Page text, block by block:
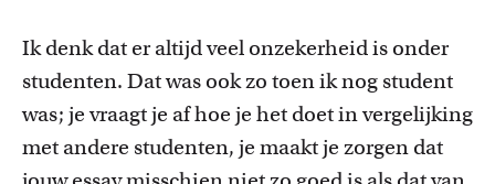
Ik denk dat er altijd veel onzekerheid is onder
studenten. Dat was ookzo toen ik nog student
was; je vraagt je afhoe je het doet in vergelijking
met andere studenten, je maakt je zorgen dat